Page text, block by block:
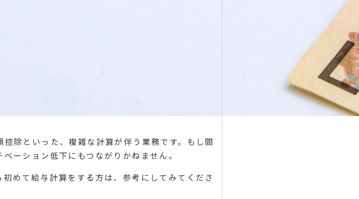
除といった、複雑な計算が伴う業務です。もし間
ーション低下にもつながりかねません。
めて給与計算をする方は、参考にしてみてくださ